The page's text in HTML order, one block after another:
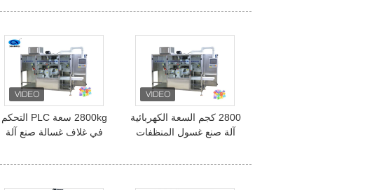
2800kg سعة PLC التحكم
في غلاف غسالة صنع آلة
2800 كجم السعة الكهربائية
آلة صنع غسول المنظفات